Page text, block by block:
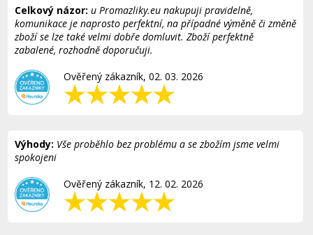
Celkový názor: u Promazliky.eu nakupuji pravidelně,
komunikace je naprosto perfektní, na případné výměně či změně
zboží se lze také velmi dobře domluvit. Zboží perfektně
zabalené, rozhodně doporučuji.
Ověřený zákazník, 02. 03. 2026
Výhody: Vše proběhlo bez problému a se zbožím jsme velmi
spokojeni
Ověřený zákazník, 12. 02. 2026